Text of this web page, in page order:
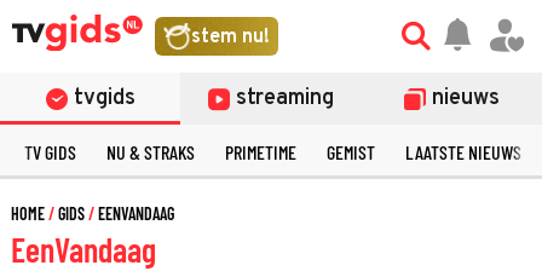
stem nu!
tvgids streaming nieuws
TV GIDS NU & STRAKS PRIMETIME GEMIST LAATSTE NIEUWS
HOME GIDS EENVANDAAG
EenVandaag